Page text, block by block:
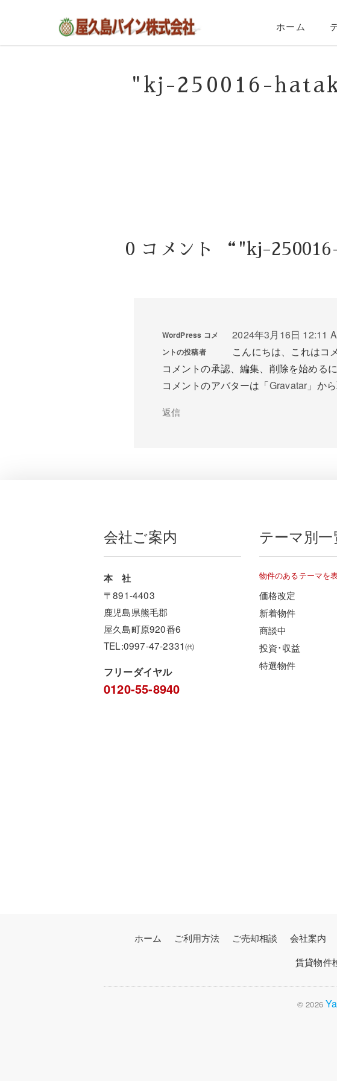
屋久島パイン株式会社
タルサイト
ホーム
"kj-250016-
0 コメント “"kj-
WordPress コメ
ントの投稿者
2024年3月16日 12:11
こんにちは、これはコ
コメントの承認、編集、削除を始める
コメントのアバターは「Gravatar 」か
返信
会社ご案内
本 社
〒891-4403
鹿児島県熊毛郡
屋久島町原920番6
TEL:0997-47-2331㈹
フリーダイヤル
0120-55-8940
テーマ別一
物件のあるテーマを
価格改定
新着物件
商談中
投資･収益
特選物件
ホーム ご利用方法 ご売却相談 会社案内
賃貸物件
© 2026